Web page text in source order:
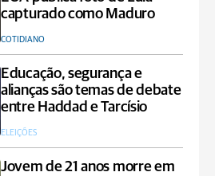
capturado como Maduro
COTIDIANO
Educação, segurança e
alianças são temas de debate
entre Haddad e Tarcísio
ELEIÇÕES
Jovem de 21 anos morre em